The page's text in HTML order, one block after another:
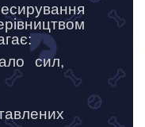
сил,